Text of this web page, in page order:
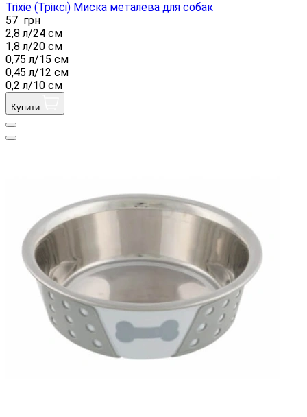
Trixie (Тріксі) Миска металева для собак
57 грн
2,8 л/24 см
1,8 л/20 см
0,75 л/15 см
0,45 л/12 см
0,2 л/10 см
Купити